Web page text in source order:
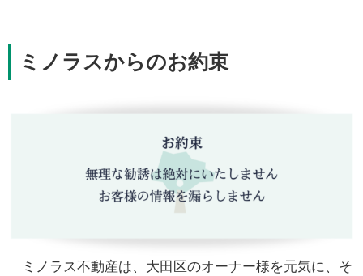
ミノラスからのお約束
ミノラス不動産は、大田区のオーナー様を元気に、そ